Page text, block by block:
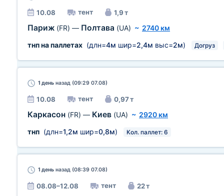
10.08 тент 1,9 т
Париж (FR) — Полтава (UA) ~ 2740 км
тнп на паллетах (длн=4м шир=2,4м выс=2м) Догруз
1 день назад (09:29 07.08)
10.08 тент 0,97 т
Каркасон (FR) — Киев (UA) ~ 2920 км
тнп (длн=1,2м шир=0,8м) Кол. паллет: 6
1 день назад (08:39 07.08)
08.08–12.08 тент 22 т